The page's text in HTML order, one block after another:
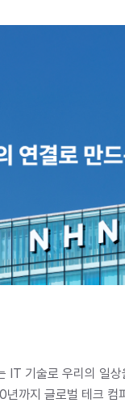
IT 기술로 우리의 일
까지 글로벌 테크 컴